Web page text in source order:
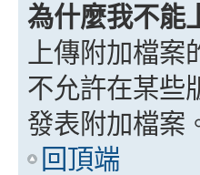
為什麼我不能
上傳附加檔
不允許在某些
發表附加檔案
回頂端